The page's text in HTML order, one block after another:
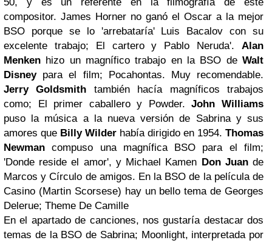
compositor. James Horner no ganó el Oscar a la mejor
BSO porque se lo 'arrebataría' Luis Bacalov con su
excelente trabajo; El cartero y Pablo Neruda'.
Alan
Menken hizo un magnífico trabajo en la BSO de Walt
Disneypara el film; Pocahontas. Muy recomendable.
Jerry Goldsmith también hacía magníficos trabajos
como; El primer caballero y Powder.John Williams
puso la música a la nueva versión de Sabrina y sus
amores que Billy Wilder había dirigido en 1954. Thomas
Newman compuso una magnífica BSO para el film;
'Donde reside el amor', y Michael Kamen Don Juande
Marcos y Círculo de amigos. En la BSO de la película de
Casino (Martin Scorsese) hay un bello tema de Georges
Delerue; Theme De Camille
En el apartado de canciones, nos gustaría destacar dos
temas de la BSO de Sabrina; Moonlight, interpretada por